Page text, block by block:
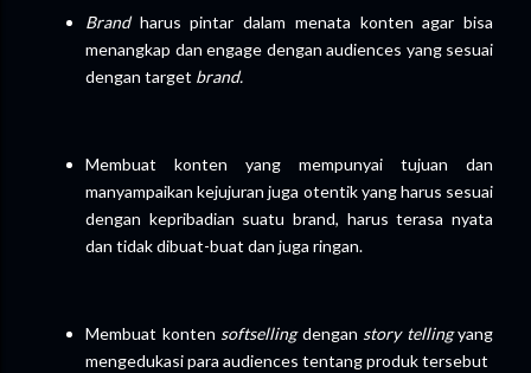
Brandharus pintar dalam menata konten agar bisa
menangkap dan engage dengan audiences yang sesuai
dengan target brand.
Membuat konten yang mempunyai tujuan dan
manyampaikan kejujuran juga otentik yang harus sesuai
dengan kepribadian suatu brand, harus terasa nyata
dan tidak dibuat-buat dan juga ringan.
Membuat konten softsellingdengan story tellingyang
mengedukasi para audiences tentang produk tersebut